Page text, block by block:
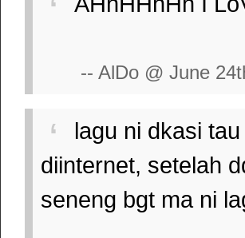
-- AlDo @ June
lagu ni dkasi
diinternet, setelah
seneng bgt ma ni